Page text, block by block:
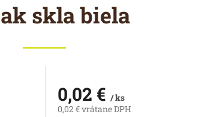
skla biela
0,02 € / ks
0,02 € vrátane DPH